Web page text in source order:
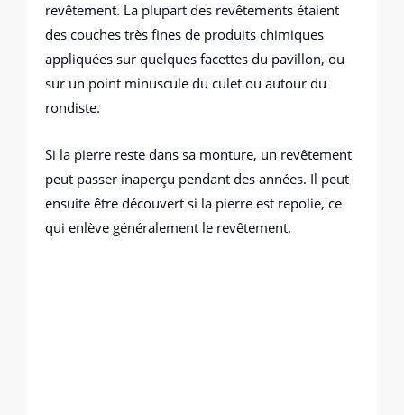
revêtement. La plupart des revêtements étaient
des couches très fines de produits chimiques
appliquées sur quelques facettes du pavillon, ou
sur un point minuscule du culet ou autour du
rondiste.
Si la pierre reste dans sa monture, un revêtement
peut passer inaperçu pendant des années. Il peut
ensuite être découvert si la pierre est repolie, ce
qui enlève généralement le revêtement.